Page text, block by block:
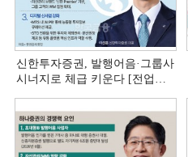
신한투자증권, 발행어음·그룹사
시너지로 체급 키운다 [전업계